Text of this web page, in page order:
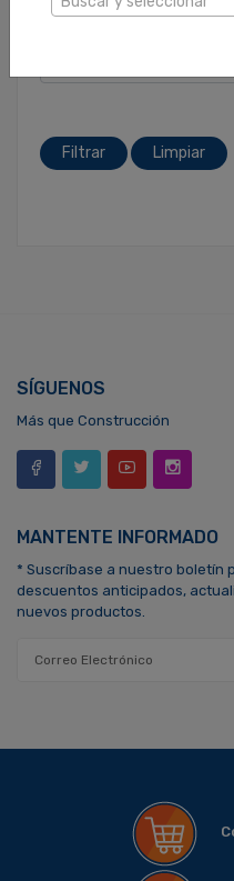
Filtrar Limpiar
SÍGUENOS
Más que Construcción
MANTENTE INFORMADO
* Suscríbase a nuestro boletín
descuentos anticipados,
nuevos productos.